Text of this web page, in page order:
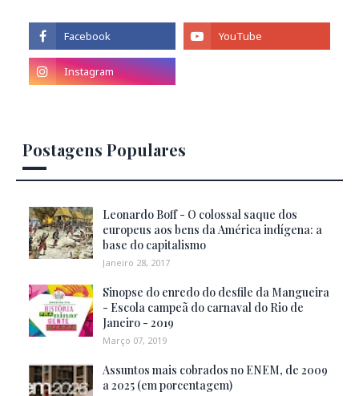
Postagens Populares
Leonardo Boff - O colossal saque dos
europeus aos bens da América indígena: a
base do capitalismo
Janeiro 28, 2017
Sinopse do enredo do desfile da Mangueira
- Escola campeã do carnaval do Rio de
Janeiro - 2019
Março 07, 2019
Assuntos mais cobrados no ENEM, de 2009
a 2025 (em porcentagem)